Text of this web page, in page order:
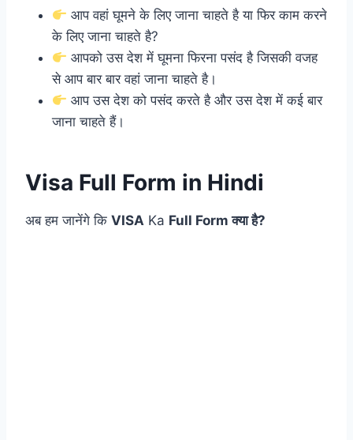
आप वहां घूमने के लिए जाना चाहते है या फिर काम करने
के लिए जाना चाहते है?
आपको उस देश में घूमना फिरना पसंद है जिसकी वजह
से आप बार बार वहां जाना चाहते है।
आप उस देश को पसंद करते है और उस देश में कई बार
जाना चाहते हैं।
Visa Full Form in Hindi
अब हम जानेंगे कि VISA Ka Full Form क्या है?